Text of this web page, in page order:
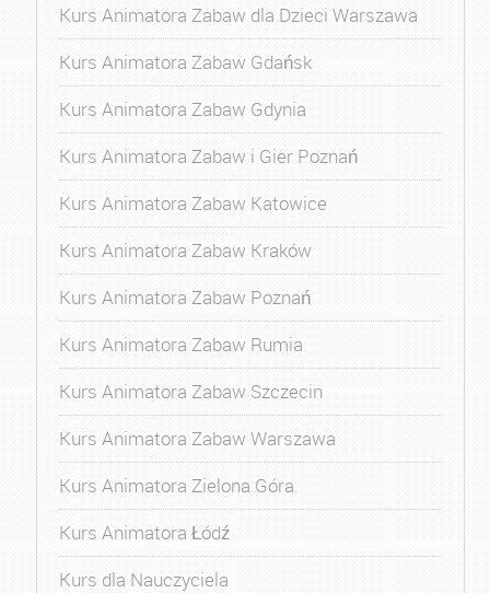
Kurs Animatora Zabaw dla Dzieci Warszawa
Kurs Animatora Zabaw Gdańsk
Kurs Animatora Zabaw Gdynia
Kurs Animatora Zabaw i Gier Poznań
Kurs Animatora Zabaw Katowice
Kurs Animatora Zabaw Kraków
Kurs Animatora Zabaw Poznań
Kurs Animatora Zabaw Rumia
Kurs Animatora Zabaw Szczecin
Kurs Animatora Zabaw Warszawa
Kurs Animatora Zielona Góra
Kurs Animatora Łódź
Kurs dla Nauczyciela